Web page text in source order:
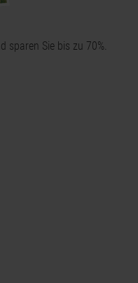
sparen Sie bis zu 70%.